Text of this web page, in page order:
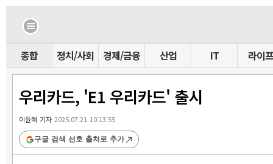
종합 정치/사회 경제/금융 산업 IT 라이프
우리카드, 'E1 우리카드' 출시
이윤혜 기자2025.07.21 10:13:55
구글 검색 선호 출처로 추가